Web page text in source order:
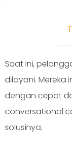
Saat ini,
dilayani. Mereka
dengan cepat
conversational
solusinya.